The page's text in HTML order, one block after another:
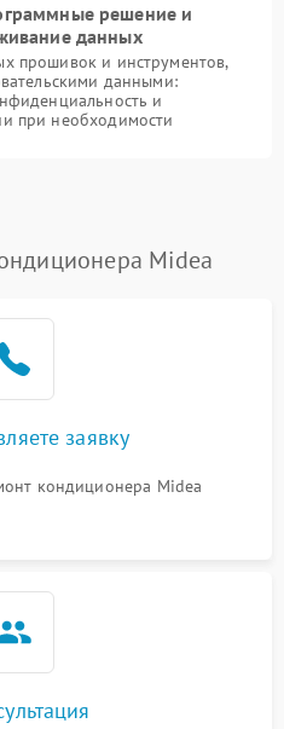
решение и
данных
прошивок и инструментов,
данными:
и
при необходимости
Midea
заявку
кондиционера Midea